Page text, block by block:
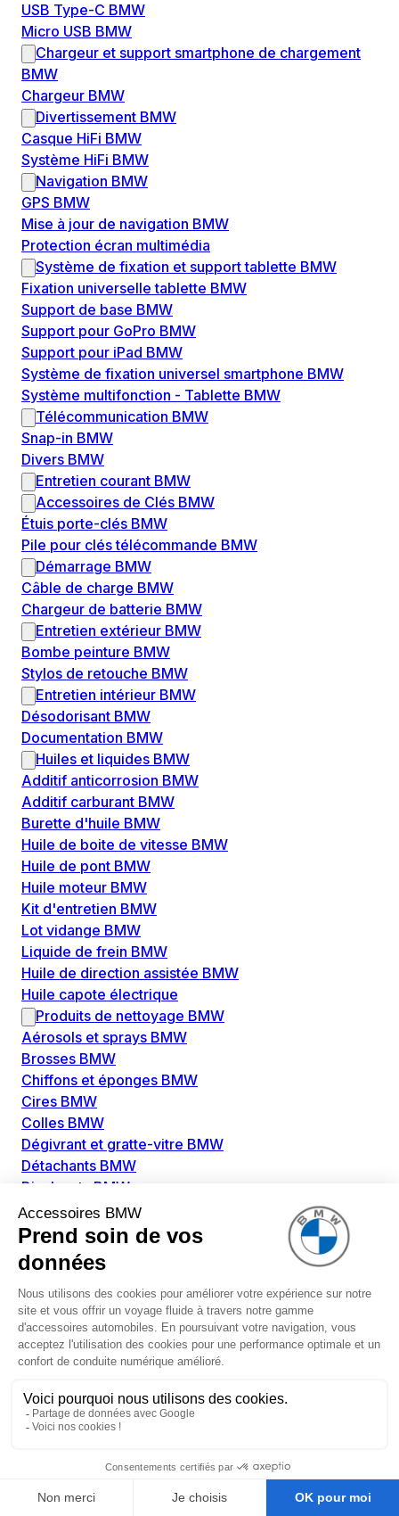
USB Type-C BMW
Micro USB BMW
Chargeur et support smartphone de chargement
BMW
Chargeur BMW
Divertissement BMW
Casque HiFi BMW
Système HiFi BMW
Navigation BMW
GPS BMW
Mise à jour de navigation BMW
Protection écran multimédia
Système de fixation et support tablette BMW
Fixation universelle tablette BMW
Support de base BMW
Support pour GoPro BMW
Support pour iPad BMW
Système de fixation universel smartphone BMW
Système multifonction - Tablette BMW
Télécommunication BMW
Snap-in BMW
Divers BMW
Entretien courant BMW
Accessoires de Clés BMW
Étuis porte-clés BMW
Pile pour clés télécommande BMW
Démarrage BMW
Câble de charge BMW
Chargeur de batterie BMW
Entretien extérieur BMW
Bombe peinture BMW
Stylos de retouche BMW
Entretien intérieur BMW
Désodorisant BMW
Documentation BMW
Huiles et liquides BMW
Additif anticorrosion BMW
Additif carburant BMW
Burette d'huile BMW
Huile de boite de vitesse BMW
Huile de pont BMW
Huile moteur BMW
Kit d'entretien BMW
Lot vidange BMW
Liquide de frein BMW
Huile de direction assistée BMW
Huile capote électrique
Produits de nettoyage BMW
Aérosols et sprays BMW
Brosses BMW
Chiffons et éponges BMW
Cires BMW
Colles BMW
Dégivrant et gratte-vitre BMW
Détachants BMW
Disolvants BMW
Lubrifiants BMW
Nettoyant intérieur BMW
Nettoyant extérieur BMW
Pièces détachées BMW
Alimentation Carburant BMW
Boitier papillon BMW
Faisceau de câble pour réservoir avec pompe
d'aspiration BMW
Pompe à carburant BMW
Pompe diesel BMW
Bobines d'allumage BMW